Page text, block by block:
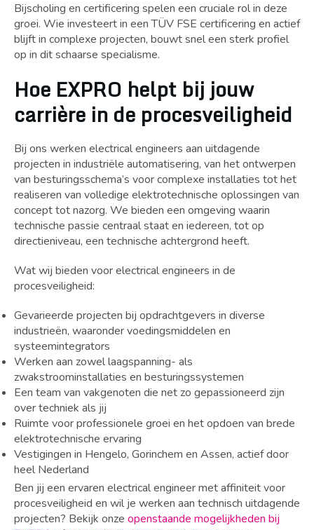
Bijscholing en certificering spelen een cruciale rol in deze
groei. Wie investeert in een TÜV FSE certificering en actief
blijft in complexe projecten, bouwt snel een sterk profiel
op in dit schaarse specialisme.
Hoe EXPRO helpt bij jouw
carrière in de procesveiligheid
Bij ons werken electrical engineers aan uitdagende
projecten in industriële automatisering, van het ontwerpen
van besturingsschema’s voor complexe installaties tot het
realiseren van volledige elektrotechnische oplossingen van
concept tot nazorg. We bieden een omgeving waarin
technische passie centraal staat en iedereen, tot op
directieniveau, een technische achtergrond heeft.
Wat wij bieden voor electrical engineers in de
procesveiligheid:
Gevarieerde projecten bij opdrachtgevers in diverse
industrieën, waaronder voedingsmiddelen en
systeemintegrators
Werken aan zowel laagspanning- als
zwakstroominstallaties en besturingssystemen
Een team van vakgenoten die net zo gepassioneerd zijn
over techniek als jij
Ruimte voor professionele groei en het opdoen van brede
elektrotechnische ervaring
Vestigingen in Hengelo, Gorinchem en Assen, actief door
heel Nederland
Ben jij een ervaren electrical engineer met affiniteit voor
procesveiligheid en wil je werken aan technisch uitdagende
projecten? Bekijk onze openstaande mogelijkheden bij